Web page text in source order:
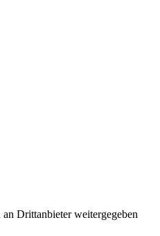
Drittanbieter weitergegeben